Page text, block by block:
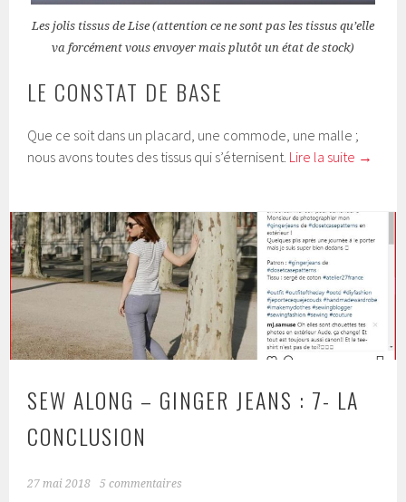
Les jolis tissus de Lise (attention ce ne sont pas les tissus qu’elle
va forcément vous envoyer mais plutôt un état de stock)
LE CONSTAT DE BASE
Que ce soit dans un placard, une commode, une malle ;
nous avons toutes des tissus qui s’éternisent. Lire la suite →
SEW ALONG – GINGER JEANS : 7- LA
CONCLUSION
27 mai 2018 5 commentaires